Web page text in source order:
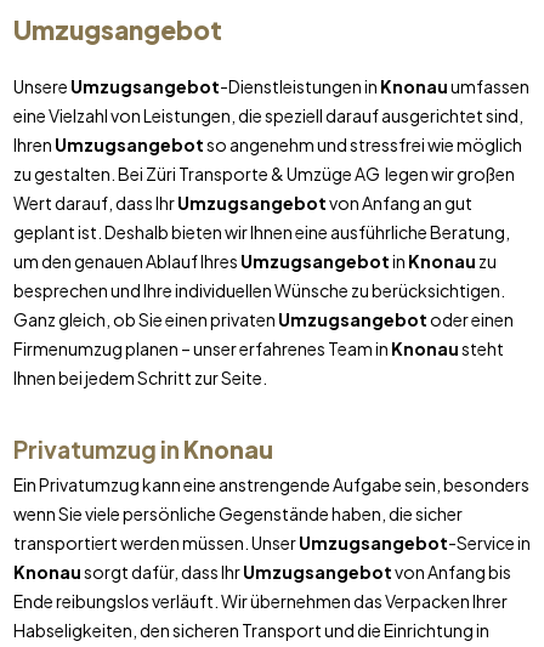
Umzugsangebot
Unsere Umzugsangebot-Dienstleistungen in Knonauumfassen
eine Vielzahl von Leistungen, die speziell darauf ausgerichtet sind,
Ihren Umzugsangebotso angenehm und stressfrei wie möglich
zu gestalten. Bei Züri Transporte & Umzüge AG legen wir großen
Wert darauf, dass IhrUmzugsangebotvon Anfang an gut
geplant ist. Deshalb bieten wir Ihnen eine ausführliche Beratung,
um den genauen Ablauf Ihres Umzugsangebotin Knonau zu
besprechen und Ihre individuellen Wünsche zu berücksichtigen.
Ganz gleich, ob Sie einen privaten Umzugsangebotoder einen
Firmenumzug planen – unser erfahrenes Team in Knonausteht
Ihnen bei jedem Schritt zur Seite.
Privatumzug in Knonau
Ein Privatumzug kann eine anstrengende Aufgabe sein, besonders
wenn Sie viele persönliche Gegenstände haben, die sicher
transportiert werden müssen. UnserUmzugsangebot-Service in
Knonausorgt dafür, dass IhrUmzugsangebotvon Anfang bis
Ende reibungslos verläuft. Wir übernehmen das Verpacken Ihrer
Habseligkeiten, den sicheren Transport und die Einrichtung in